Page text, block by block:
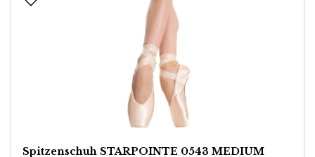
Spitzenschuh STARPOINTE 0543 MEDIUM